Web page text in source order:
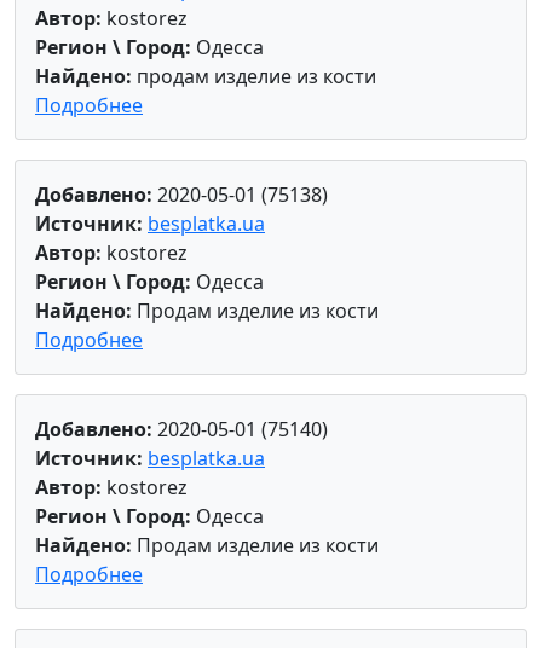
Автор: kostorez
Регион \ Город: Одесса
Найдено: продам изделие из кости
Подробнее
Добавлено: 2020-05-01 (75138)
Источник: besplatka.ua
Автор: kostorez
Регион \ Город: Одесса
Найдено: Продам изделие из кости
Подробнее
Добавлено: 2020-05-01 (75140)
Источник: besplatka.ua
Автор: kostorez
Регион \ Город: Одесса
Найдено: Продам изделие из кости
Подробнее